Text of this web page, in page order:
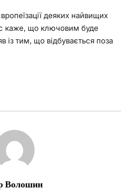
деяких найвищих
каже, що ключовим буде
із тим, що відбувається поза
Волошин